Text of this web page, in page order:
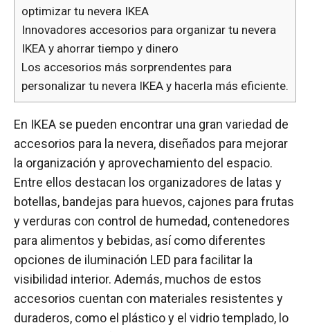
optimizar tu nevera IKEA
Innovadores accesorios para organizar tu nevera
IKEA y ahorrar tiempo y dinero
Los accesorios más sorprendentes para
personalizar tu nevera IKEA y hacerla más eficiente.
En IKEA se pueden encontrar una gran variedad de
accesorios para la nevera, diseñados para mejorar
la organización y aprovechamiento del espacio.
Entre ellos destacan los organizadores de latas y
botellas, bandejas para huevos, cajones para frutas
y verduras con control de humedad, contenedores
para alimentos y bebidas, así como diferentes
opciones de iluminación LED para facilitar la
visibilidad interior. Además, muchos de estos
accesorios cuentan con materiales resistentes y
duraderos, como el plástico y el vidrio templado, lo